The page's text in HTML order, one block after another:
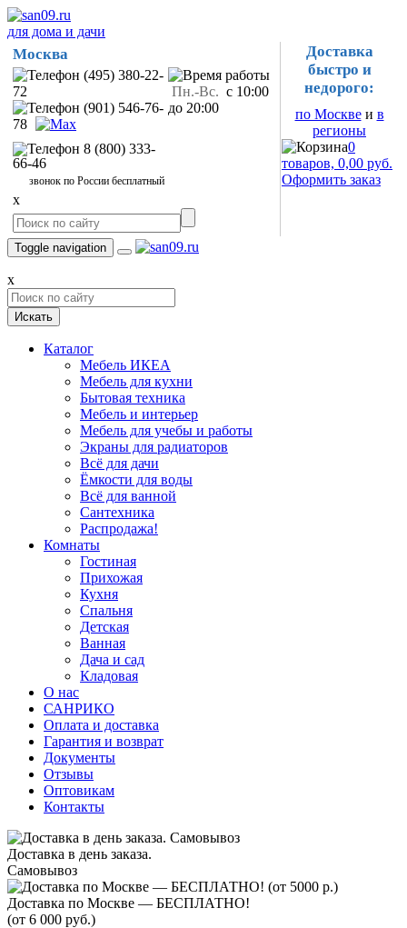
для дома и дачи
Москва
(495) 380-22-
72
(901) 546-76-
78
8 (800) 333-
66-46
звонок по России бесплатный
Пн.-Вс. с 10:00
до 20:00
x
Доставка
быстро и
недорого:
по Москвеи в
регионы
0
товаров, 0,00 руб.
Оформить заказ
Toggle navigation
x
Искать
Каталог
Мебель ИКЕА
Мебель для кухни
Бытовая техника
Мебель и интерьер
Мебель для учебы и работы
Экраны для радиаторов
Всё для дачи
Ёмкости для воды
Всё для ванной
Сантехника
Распродажа!
Комнаты
Гостиная
Прихожая
Кухня
Спальня
Детская
Ванная
Дача и сад
Кладовая
О нас
САНРИКО
Оплата и доставка
Гарантия и возврат
Документы
Отзывы
Оптовикам
Контакты
Доставка в день заказа.
Самовывоз
Доставка по Москве — БЕСПЛАТНО!
(от 6 000 руб.)